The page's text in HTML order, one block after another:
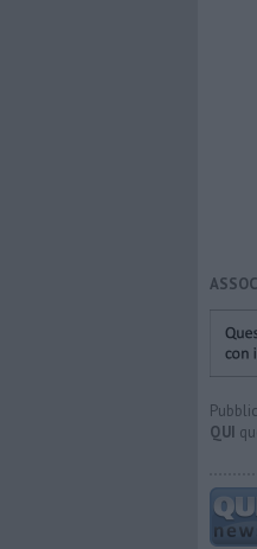
QUI